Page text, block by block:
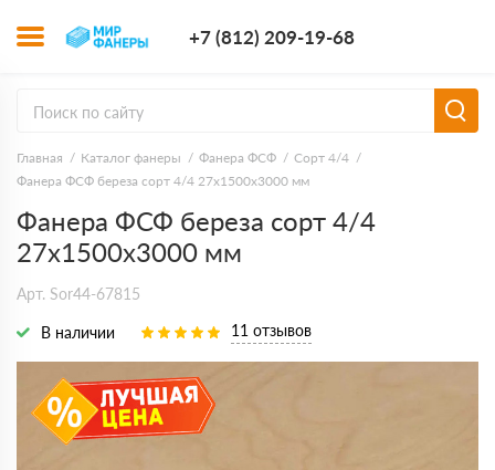
+7 (812) 209-19-68
Главная Каталог фанеры Фанера ФСФ
Сорт 4/4
Фанера ФСФ береза сорт 4/4 27х1500х3000 мм
Фанера ФСФ береза сорт 4/4
27х1500х3000 мм
Арт. Sor44-67815
В наличии 11 отзывов